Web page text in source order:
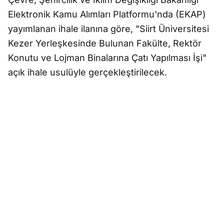
Elektronik Kamu Alımları Platformu'nda (EKAP)
yayımlanan ihale ilanına göre, "Siirt Üniversitesi
Kezer Yerleşkesinde Bulunan Fakülte, Rektör
Konutu ve Lojman Binalarına Çatı Yapılması İşi"
açık ihale usulüyle gerçekleştirilecek.